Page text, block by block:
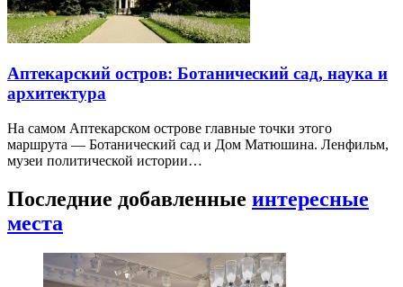
Аптекарский остров: Ботанический сад, наука и
архитектура
На самом Аптекарском острове главные точки этого
маршрута — Ботанический сад и Дом Матюшина. Ленфильм,
музеи политической истории…
Последние добавленные интересные
места